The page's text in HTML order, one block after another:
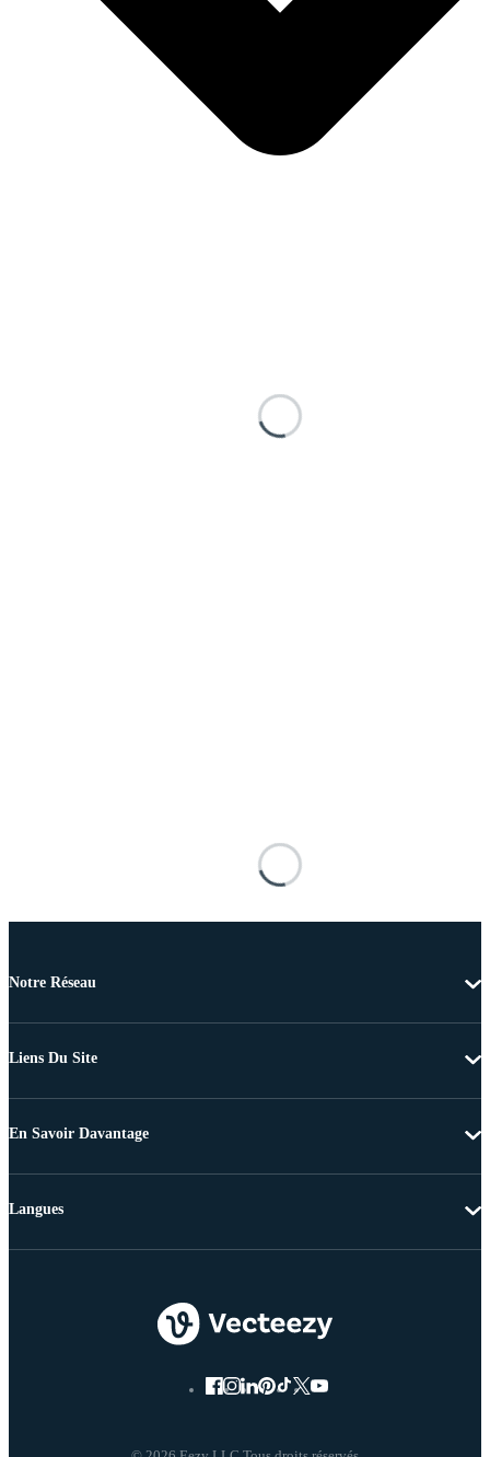
Notre Réseau
Liens Du Site
En Savoir Davantage
Langues